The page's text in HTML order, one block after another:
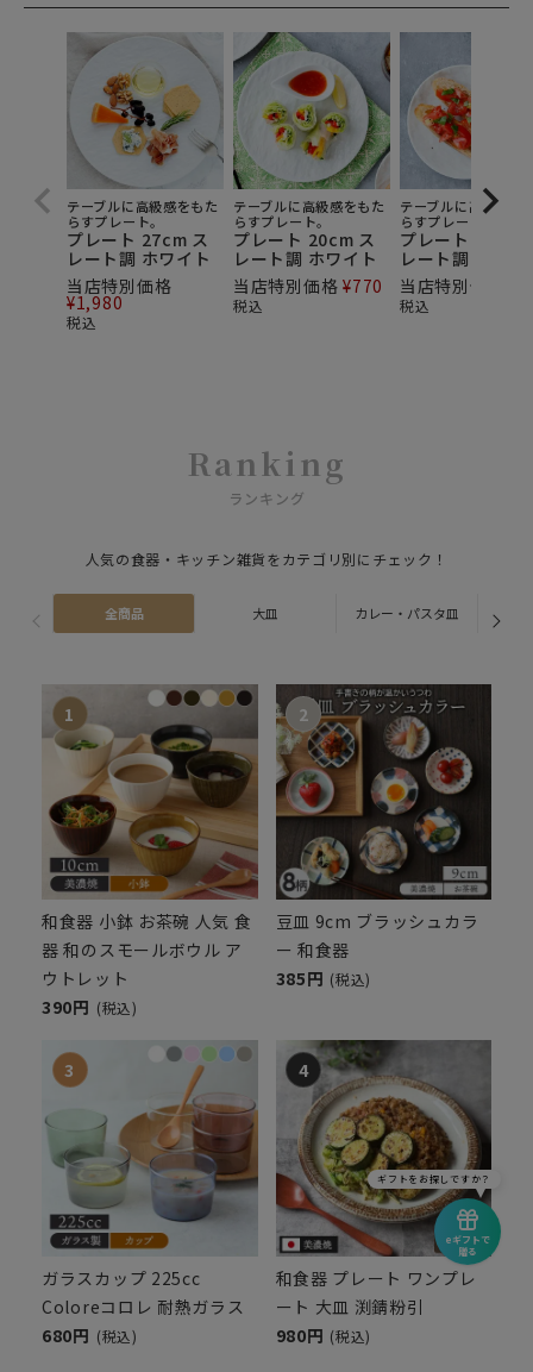
テーブルに高級感をもた
らすプレート。
プレート 27cm ス
レート調 ホワイト
当店特別価格
¥1,980
税込
テーブルに高級感をもた
らすプレート。
プレート 20cm ス
レート調 ホワイト
当店特別価格 ¥770
税込
テーブルに高級感を
らすプレート。
プレート 15cm
レート調 ホワイ
当店特別価格
税込
Ranking
ランキング
人気の食器・キッチン雑貨をカテゴリ別にチェック！
全商品 大皿 カレー・パスタ皿
和食器 小鉢 お茶碗 人気 食
器 和のスモールボウル ア
ウトレット
390円 (税込)
豆皿 9cm ブラッシュカラ
ー 和食器
385円 (税込)
ガラスカップ 225cc
Coloreコロレ 耐熱ガラス
680円 (税込)
和食器 プレート ワンプレ
ート 大皿 渕錆粉引
980円 (税込)
eギフトで
贈る
ギフトをお探しですか？